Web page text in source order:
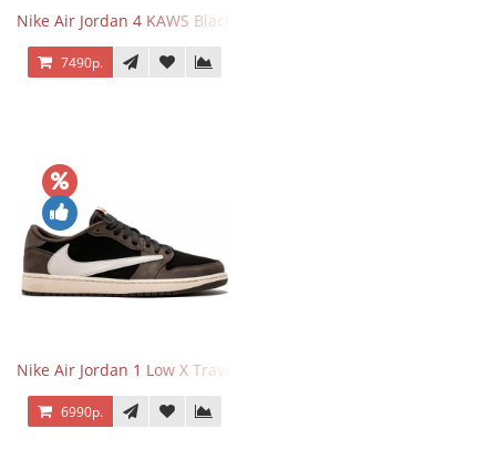
Nike Air Jordan 4 KAWS Black
7490р.
Nike Air Jordan 1 Low X Travis Scott
6990р.